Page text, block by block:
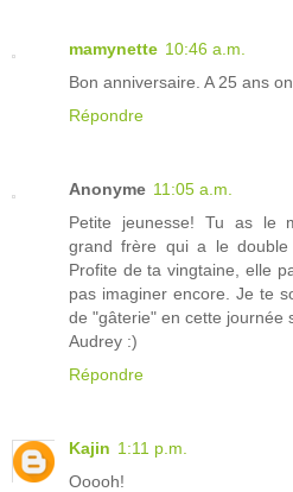
mamynette 10:46 a.m.
Bon anniversaire. A 25 ans
Répondre
Anonyme 11:05 a.m.
Petite jeunesse! Tu as le
grand frère qui a le
Profite de ta vingtaine, elle
pas imaginer encore. Je te
de "gâterie" en cette journée
Audrey :)
Répondre
Kajin 1:11 p.m.
Ooooh!